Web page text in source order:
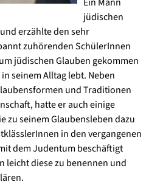
jüdischen
erzählte den sehr
zuhörenden SchülerInnen
jüdischen Glauben gekommen
seinem Alltag lebt. Neben
und Traditionen
hatte er auch einige
zu seinem Glaubensleben dazu
in den vergangenen
dem Judentum beschäftigt
leicht diese zu benennen und